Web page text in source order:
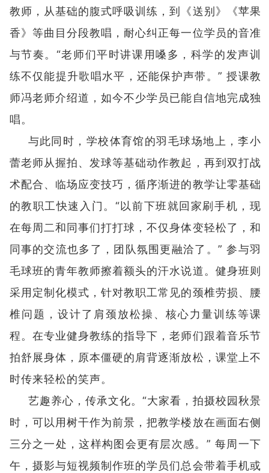
教师，从基础的腹式呼吸训练，到《送别》《苹果
香》等曲目分段教唱，耐心纠正每一位学员的音准
与节奏。“老师们平时讲课用嗓多，科学的发声训
练不仅能提升歌唱水平，还能保护声带。” 授课教
师冯老师介绍道，如今不少学员已能自信地完成独
唱。
与此同时，学校体育馆的羽毛球场地上，李小
蕾老师从握拍、发球等基础动作教起，再到双打战
术配合、临场应变技巧，循序渐进的教学让零基础
的教职工快速入门。“以前下班就回家刷手机，现
在每周二和同事们打打球，不仅身体变轻松了，和
同事的交流也多了，团队氛围更融洽了。” 参与羽
毛球班的青年教师擦着额头的汗水说道。健身班则
采用定制化模式，针对教职工常见的颈椎劳损、腰
椎问题，设计了肩颈放松操、核心力量训练等课
程。在专业健身教练的指导下，老师们跟着音乐节
拍舒展身体，原本僵硬的肩背逐渐放松，课堂上不
时传来轻松的笑声。
艺趣养心，传承文化。“大家看，拍摄校园秋景
时，可以用树干作为前景，把教学楼放在画面右侧
三分之一处，这样构图会更有层次感。” 每周一下
午，摄影与短视频制作班的学员们总会带着手机或